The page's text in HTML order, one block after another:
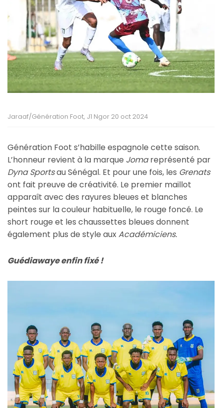
Jaraaf/Génération Foot, J1 Ngor 20 oct 2024
Génération Foot s’habille espagnole cette saison.
L’honneur revient à la marque Jomareprésenté par
Dyna Sportsau Sénégal. Et pour une fois, les Grenats
ont fait preuve de créativité. Le premier maillot
apparaît avec des rayures bleues et blanches
peintes sur la couleur habituelle, le rouge foncé. Le
short rouge et les chaussettes bleues donnent
également plus de style auxAcadémiciens.
Guédiawaye enfin fixé !